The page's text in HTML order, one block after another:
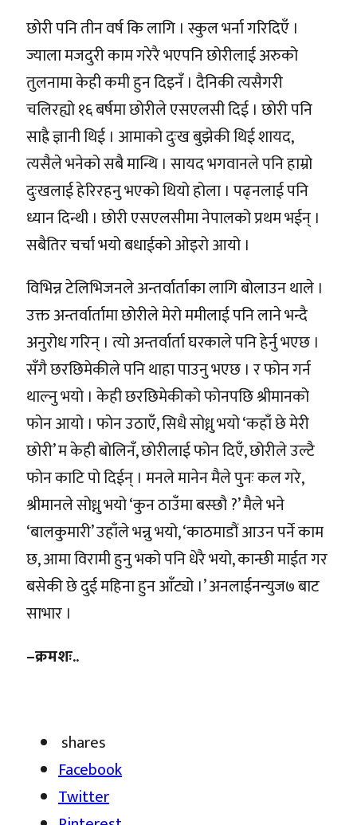
छोरी पनि तीन वर्ष कि लागि । स्कुल भर्ना गरिदिएँ ।
ज्याला मजदुरी काम गरेरै भएपनि छोरीलाई अरुको
तुलनामा केही कमी हुन दिइनँ । दैनिकी त्यसैगरी
चलिरह्यो १६ बर्षमा छोरीले एसएलसी दिई । छोरी पनि
साह्रै ज्ञानी थिई । आमाको दुःख बुझेकी थिई शायद,
त्यसैले भनेको सबै मान्थि । सायद भगवानले पनि हाम्रो
दुःखलाई हेरिरहनु भएको थियो होला । पढ्नलाई पनि
ध्यान दिन्थी । छोरी एसएलसीमा नेपालको प्रथम भईन् ।
सबैतिर चर्चा भयो बधाईको ओइरो आयो ।
विभिन्न टेलिभिजनले अन्तर्वार्ताका लागि बोलाउन थाले ।
उक्त अन्तर्वार्तामा छोरीले मेरो ममीलाई पनि लाने भन्दै
अनुरोध गरिन् । त्यो अन्तर्वार्ता घरकाले पनि हेर्नु भएछ ।
सँगै छरछिमेकीले पनि थाहा पाउनु भएछ । र फोन गर्न
थाल्नु भयो । केही छरछिमेकीको फोनपछि श्रीमानको
फोन आयो । फोन उठाएँ, सिधै सोध्नु भयो ‘कहाँ छे मेरी
छोरी’ म केही बोलिनँ, छोरीलाई फोन दिएँ, छोरीले उल्टै
फोन काटि पो दिईन् । मनले मानेन मैले पुनः कल गरे,
श्रीमानले सोध्नु भयो ‘कुन ठाउँमा बस्छौ ?’ मैले भने
‘बालकुमारी’ उहाँले भन्नु भयो, ‘काठमाडौं आउन पर्ने काम
छ, आमा विरामी हुनु भको पनि धेरै भयो, कान्छी माईत गर
बसेकी छे दुई महिना हुन आँट्यो ।’ अनलाईनन्युज७ बाट
साभार ।
–क्रमशः..
shares
Facebook
Twitter